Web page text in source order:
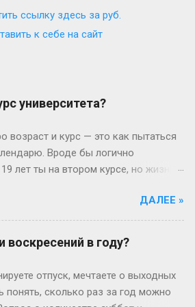
ссылку здесь за руб.
к себе на сайт
университета?
возраст и курс — это как пытаться
Вроде бы логично
лет ты на втором курсе, но жизнь-
Когда всё идёт «по плану»
мире: закончил школу в 17, поступил
курс. Но реальность часто
который то опаздывает, то едет не
он первокурсник в 19, а
третьем. Или Мария из Испании:
ДАЛЕЕ »
воскресений в году?
отпуск, мечтаете о выходных
понять, сколько раз за год можно